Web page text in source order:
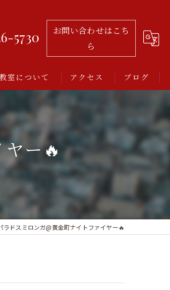
5730
お問い合わせはこち
ら
室について
事
ゼンチンタンゴ
ンガとは
アクセス ブログ
ー🔥
ラドスミロンガ@黄金町ナイトファイヤー🔥